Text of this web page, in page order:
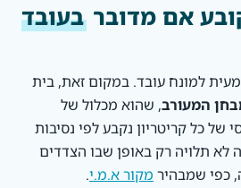
אם מדובר בעובד
למונח עובד. במקום זאת, בית
המעורב, שהוא מכלול של
של כל קריטריון נקבע לפי נסיבות
לא תלויה רק באופן שבו הצדדים
כפי שמבהיר מקור א.מ.י.